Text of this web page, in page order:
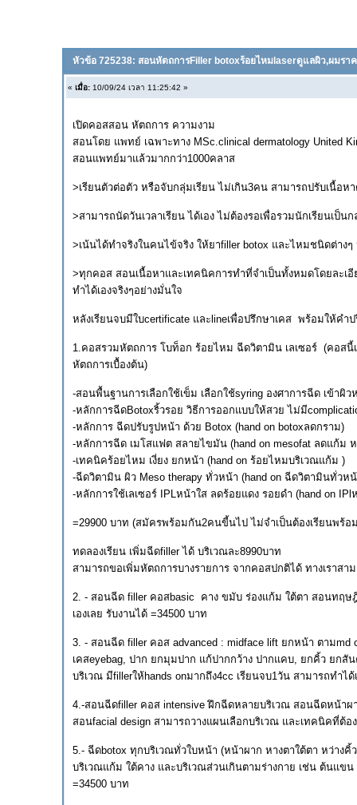
หัวข้อ 725238: สอนหัตถการFiller botoxร้อยไหมlaserดูแลผิว,ผมรา
« เมื่อ: 10/09/24 เวลา 11:25:42 »
เปิดคอสสอน หัตถการ ความงาม
สอนโดย แพทย์ เฉพาะทาง MSc.clinical dermatology
สอนแพทย์มาแล้วมากกว่า1000คลาส
>เรียนตัวต่อตัว หรือจับกลุ่มเรียน ไม่เกิน3คน สามารถปรับเนื้
>สามารถนัดวันเวลาเรียน ได้เอง ไม่ต้องรอเพื่อรวมนักเรียนเป็น
>เน้นได้ทำจริงในคนไข้จริง ให้ยาfiller botox และไหมชนิดต่า
>ทุกคอส สอนเนื้อหาและเทคนิคการทำที่จำเป็นทั้งหมดโดยละเ
ทำได้เองจริงๆอย่างมั่นใจ
หลังเรียนจบมีใบcertificate และlineเพื่อปรึกษาเคส พร้อมให้คำ
1.คอสรวมหัตถการ โบท็อก ร้อยไหม ฉีดวิตามิน เลเซอร์ (คอส
หัตถการเบื้องต้น)
-สอนพื้นฐานการเลือกใช้เข็ม เลือกใช้syring องศาการฉีด เข้าผิ
-หลักการฉีดBotoxริ้วรอย วิธีการออกแบบให้สวย ไม่มี
-หลักการ ฉีดปรับรูปหน้า ด้วย Botox (hand on botoxลดกราม)
-หลักการฉีด เมโสแฟต สลายไขมัน (hand on mesofat ลดแก้ม ห
-เทคนิคร้อยไหม เงี่ยง ยกหน้า (hand on ร้อยไหมบริเวณแก้ม )
-ฉีดวิตามิน ผิว Meso therapy ทั่วหน้า (hand on ฉีดวิตามินทั่วห
-หลักการใช้เลเซอร์ IPLหน้าใส ลดร้อยแดง รอยดำ (hand on IPl
=29900 บาท (สมัครพร้อมกัน2คนขี้นไป ไม่จำเป็นต้องเรียนพร้
ทดลองเรียน เพิ่มฉีดfiller ได้ บริเวณละ8990บาท
สามารถขอเพิ่มหัตถการบางรายการ จากคอสปกติได้ ทางเราสา
2. - สอนฉีด filler คอสbasic คาง ขมับ ร่องแก้ม ใต้ตา สอนทฤษ
เองเลย รับงานได้ =34500 บาท
3. - สอนฉีด filler คอส advanced : midface lift ยกหน้า ตาม
เคสeyebag, ปาก ยกมุมปาก แก้ปากกว้าง ปากแคบ, ยกคิ้ว ยกสั
บริเวณ มีfillerให้hands onมากถึง4cc เรียนจบ1วัน สามารถทำได้
4.-สอนฉีดfiller คอส intensive ฝึกฉีดหลายบริเวณ สอนฉีดหน้า
สอนfacial design สามารถวางแผนเลือกบริเวณ และเทคนิคที่ต้
5.- ฉีดbotox ทุกบริเวณทั่วใบหน้า (หน้าผาก หางตาใต้ตา หว่า
บริเวณแก้ม ใต้คาง และบริเวณส่วนเกินตามร่างกาย เช่น ต้นแ
=34500 บาท